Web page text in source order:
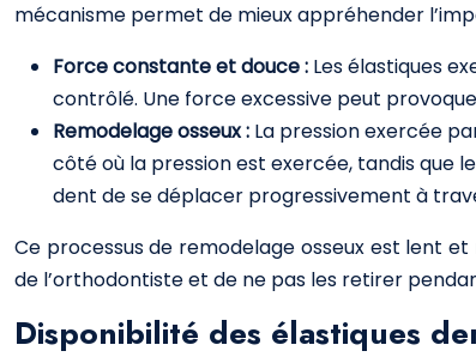
mécanisme permet de mieux appréhender
Force constante et douce : Les élastiques
contrôlé. Une force excessive peut
Remodelage osseux : La pression exercée
côté où la pression est exercée, tandis que
dent de se déplacer progressivement à
Ce processus de remodelage osseux est lent
de l’orthodontiste et de ne pas les retirer
Disponibilité des élastiques